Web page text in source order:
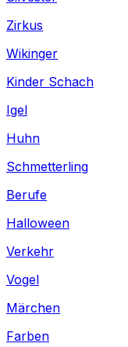
Zirkus
Wikinger
Kinder Schach
Igel
Huhn
Schmetterling
Berufe
Halloween
Verkehr
Vogel
Märchen
Farben